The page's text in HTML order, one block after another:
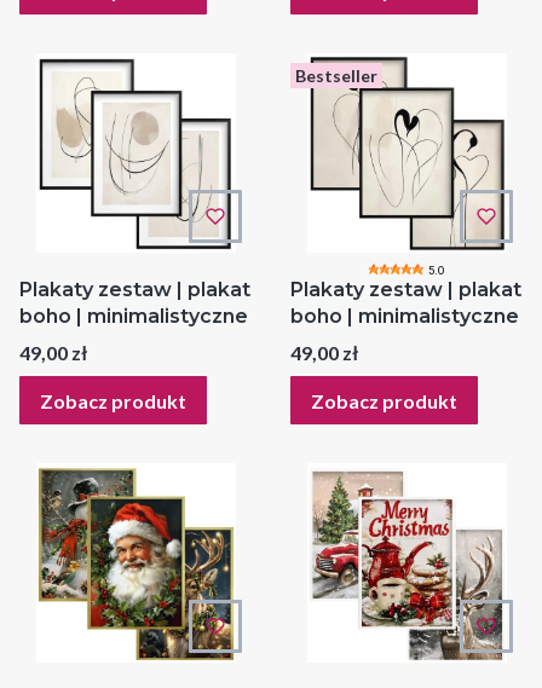
Plakaty zestaw | plakat
boho | minimalistyczne
Cena
49,00 zł
Zobacz produkt
Bestseller
5.0
Plakaty zestaw | plakat
boho | minimalistyczne
Cena
49,00 zł
Zobacz produkt